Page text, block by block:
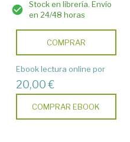
Stock en librería. Envío
en 24/48 horas
COMPRAR
Ebook lectura online por
20,00 €
COMPRAR EBOOK